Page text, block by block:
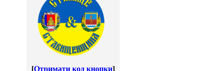
[Отримати код кнопки]